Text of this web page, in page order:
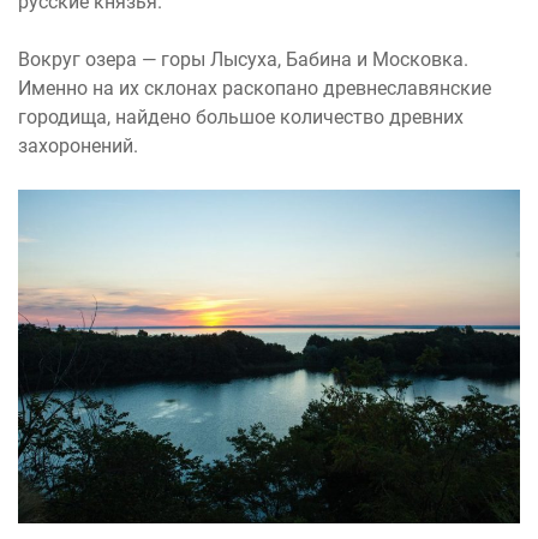
Вокруг озера — горы Лысуха, Бабина и Московка.
Именно на их склонах раскопано древнеславянские
городища, найдено большое количество древних
захоронений.